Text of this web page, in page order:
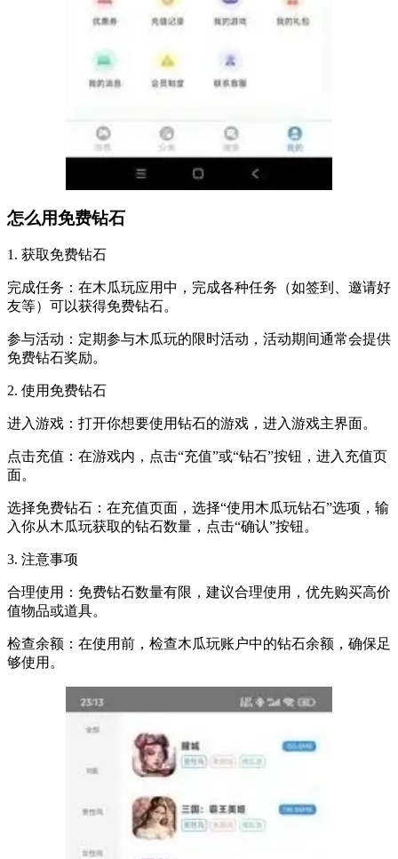
怎么用免费钻石
1. 获取免费钻石
完成任务：在木瓜玩应用中，完成各种任务（如签到、邀请好
友等）可以获得免费钻石。
参与活动：定期参与木瓜玩的限时活动，活动期间通常会提供
免费钻石奖励。
2. 使用免费钻石
进入游戏：打开你想要使用钻石的游戏，进入游戏主界面。
点击充值：在游戏内，点击“充值”或“钻石”按钮，进入充值页
面。
选择免费钻石：在充值页面，选择“使用木瓜玩钻石”选项，输
入你从木瓜玩获取的钻石数量，点击“确认”按钮。
3. 注意事项
合理使用：免费钻石数量有限，建议合理使用，优先购买高价
值物品或道具。
检查余额：在使用前，检查木瓜玩账户中的钻石余额，确保足
够使用。